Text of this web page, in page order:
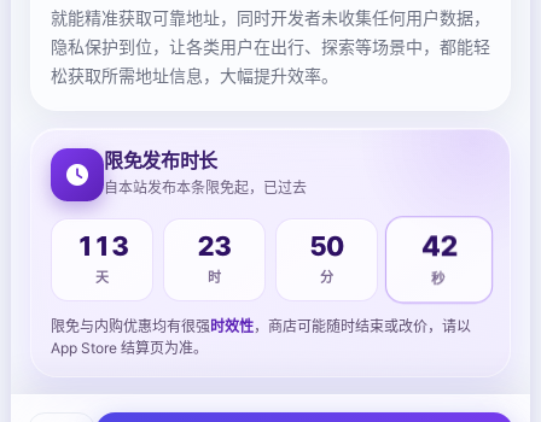
就能精准获取可靠地址，同时开发者未收集任何用户数据，
隐私保护到位，让各类用户在出行、探索等场景中，都能轻
松获取所需地址信息，大幅提升效率。
限免发布时长
自本站发布本条限免起，已过去
113
天
23
时
50
分
42
秒
限免与内购优惠均有很强时效性，商店可能随时结束或改价，请以
App Store 结算页为准。